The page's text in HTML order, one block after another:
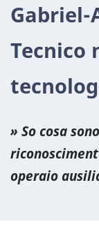
Gabriel-
Tecnico
So cosa
operaio